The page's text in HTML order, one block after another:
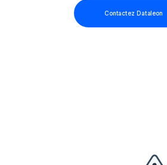
Contactez Dataleon